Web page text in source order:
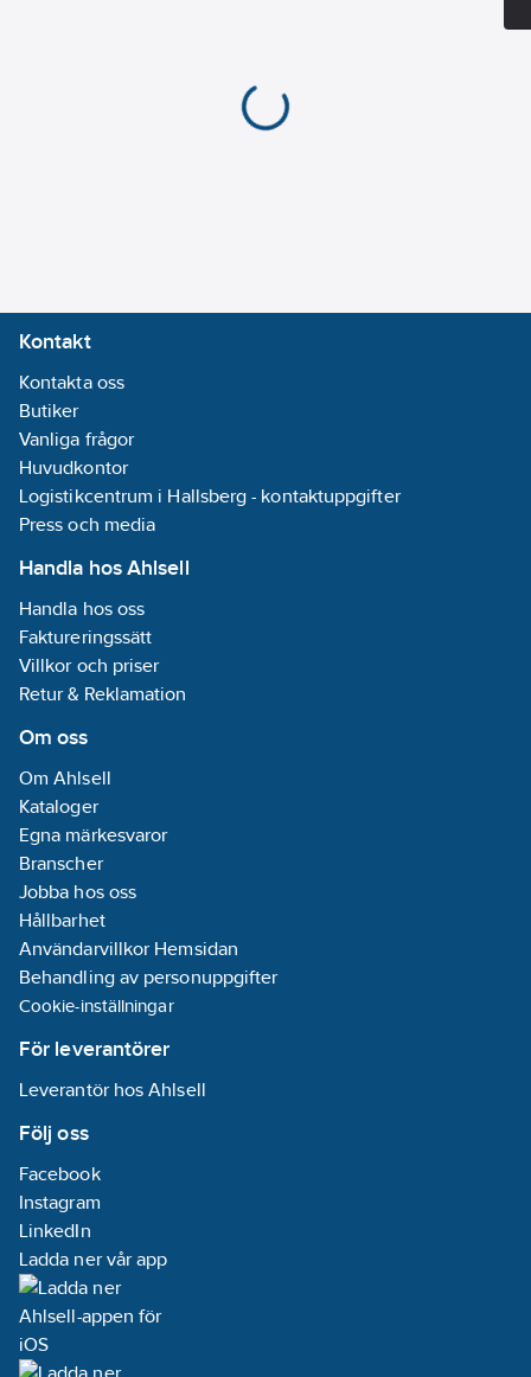
Kontakt
Kontakta oss
Butiker
Vanliga frågor
Huvudkontor
Logistikcentrum i Hallsberg - kontaktuppgifter
Press och media
Handla hos Ahlsell
Handla hos oss
Faktureringssätt
Villkor och priser
Retur & Reklamation
Om oss
Om Ahlsell
Kataloger
Egna märkesvaror
Branscher
Jobba hos oss
Hållbarhet
Användarvillkor Hemsidan
Behandling av personuppgifter
Cookie-inställningar
För leverantörer
Leverantör hos Ahlsell
Följ oss
Facebook
Instagram
LinkedIn
Ladda ner vår app